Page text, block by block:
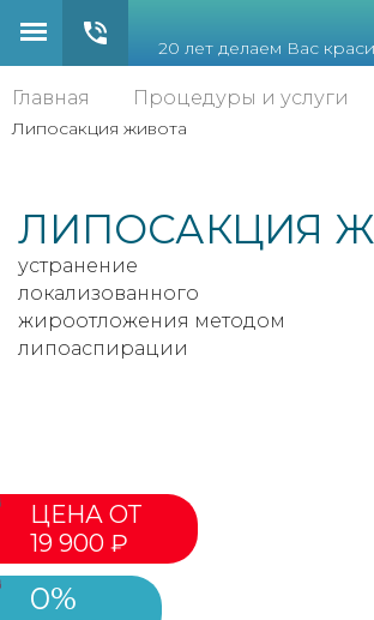
20 лет делаем Вас
Главная Процедуры и услуги
Липосакция живота
ЛИПОСАКЦИЯ
устранение
локализованного
жироотложения методом
липоаспирации
ЦЕНА ОТ
19 900 ₽
0%